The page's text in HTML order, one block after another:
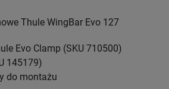
Thule WingBar Evo 127
Evo Clamp (SKU 710500)
145179)
do montażu